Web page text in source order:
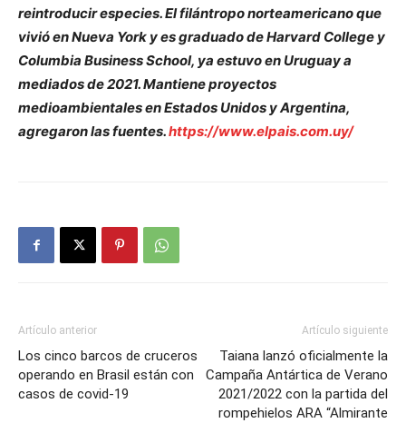
reintroducir especies. El filántropo norteamericano que
vivió en Nueva York y es graduado de Harvard College y
Columbia Business School, ya estuvo en Uruguay a
mediados de 2021. Mantiene proyectos
medioambientales en Estados Unidos y Argentina,
agregaron las fuentes.https://www.elpais.com.uy/
Artículo anterior
Los cinco barcos de cruceros
operando en Brasil están con
casos de covid-19
Artículo siguiente
Taiana lanzó oficialmente la
Campaña Antártica de Verano
2021/2022 con la partida del
rompehielos ARA “Almirante